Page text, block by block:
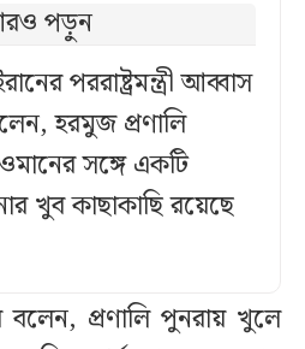
পড়ুন
পররাষ্ট্রমন্ত্রী আব্বাস
হরমুজ প্রণালি
সঙ্গে একটি
খুব কাছাকাছি রয়েছে
প্রণালি পুনরায় খুলে